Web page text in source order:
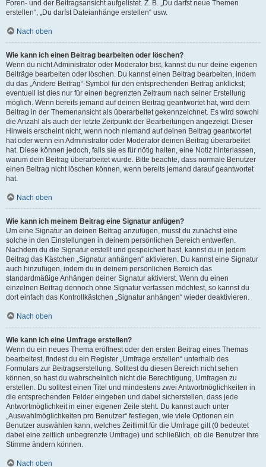
Foren- und der Beitragsansicht aufgelistet. Z. B. „Du darfst neue Themen
erstellen“, „Du darfst Dateianhänge erstellen“ usw.
Nach oben
Wie kann ich einen Beitrag bearbeiten oder löschen?
Wenn du nicht Administrator oder Moderator bist, kannst du nur deine eigenen
Beiträge bearbeiten oder löschen. Du kannst einen Beitrag bearbeiten, indem
du das „Ändere Beitrag“-Symbol für den entsprechenden Beitrag anklickst;
eventuell ist dies nur für einen begrenzten Zeitraum nach seiner Erstellung
möglich. Wenn bereits jemand auf deinen Beitrag geantwortet hat, wird dein
Beitrag in der Themenansicht als überarbeitet gekennzeichnet. Es wird sowohl
die Anzahl als auch der letzte Zeitpunkt der Bearbeitungen angezeigt. Dieser
Hinweis erscheint nicht, wenn noch niemand auf deinen Beitrag geantwortet
hat oder wenn ein Administrator oder Moderator deinen Beitrag überarbeitet
hat. Diese können jedoch, falls sie es für nötig halten, eine Notiz hinterlassen,
warum dein Beitrag überarbeitet wurde. Bitte beachte, dass normale Benutzer
einen Beitrag nicht löschen können, wenn bereits jemand darauf geantwortet
hat.
Nach oben
Wie kann ich meinem Beitrag eine Signatur anfügen?
Um eine Signatur an deinen Beitrag anzufügen, musst du zunächst eine
solche in den Einstellungen in deinem persönlichen Bereich entwerfen.
Nachdem du die Signatur erstellt und gespeichert hast, kannst du in jedem
Beitrag das Kästchen „Signatur anhängen“ aktivieren. Du kannst eine Signatur
auch hinzufügen, indem du in deinem persönlichen Bereich das
standardmäßige Anhängen deiner Signatur aktivierst. Wenn du einen
einzelnen Beitrag dennoch ohne Signatur verfassen möchtest, so kannst du
dort einfach das Kontrollkästchen „Signatur anhängen“ wieder deaktivieren.
Nach oben
Wie kann ich eine Umfrage erstellen?
Wenn du ein neues Thema eröffnest oder den ersten Beitrag eines Themas
bearbeitest, findest du ein Register „Umfrage erstellen“ unterhalb des
Formulars zur Beitragserstellung. Solltest du diesen Bereich nicht sehen
können, so hast du wahrscheinlich nicht die Berechtigung, Umfragen zu
erstellen. Du solltest einen Titel und mindestens zwei Antwortmöglichkeiten in
die entsprechenden Felder eingeben und dabei sicherstellen, dass jede
Antwortmöglichkeit in einer eigenen Zeile steht. Du kannst auch unter
„Auswahlmöglichkeiten pro Benutzer“ festlegen, wie viele Optionen ein
Benutzer auswählen kann, welches Zeitlimit für die Umfrage gilt (0 bedeutet
dabei eine zeitlich unbegrenzte Umfrage) und schließlich, ob die Benutzer ihre
Stimme ändern können.
Nach oben